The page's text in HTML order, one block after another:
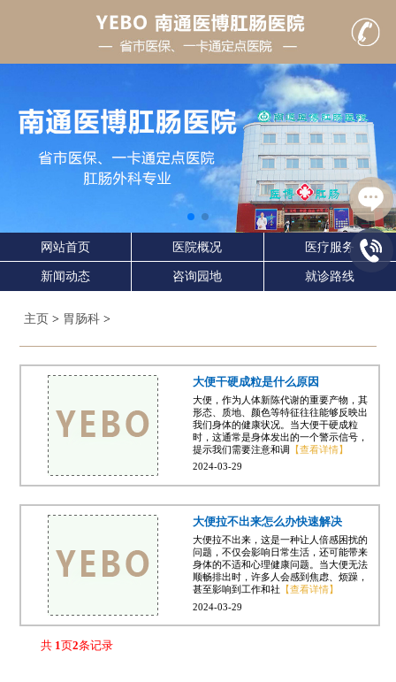
网站首页 医院概况 医疗服务
新闻动态 咨询园地 就诊路线
主页 > 胃肠科 >
大便干硬成粒是什么原因
大便，作为人体新陈代谢的重要产物，其
形态、质地、颜色等特征往往能够反映出
我们身体的健康状况。当大便干硬成粒
时，这通常是身体发出的一个警示信号，
提示我们需要注意和调
【查看详情】
2024-03-29
大便拉不出来怎么办快速解决
大便拉不出来，这是一种让人倍感困扰的
问题，不仅会影响日常生活，还可能带来
身体的不适和心理健康问题。当大便无法
顺畅排出时，许多人会感到焦虑、烦躁，
甚至影响到工作和社
【查看详情】
2024-03-29
共 1 页2条记录